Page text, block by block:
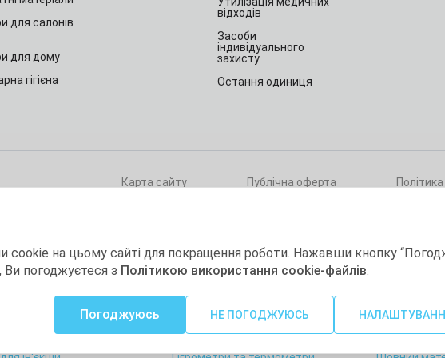
для салонів
для дому
гігієна
відходів
Засоби
індивідуального
захисту
Остання одиниця
Карта сайту Публічна оферта
cookie на цьому сайті для покращення роботи. Нажавши кнопку
Ви погоджуєтеся з Політикою використання cookie-файлів.
Погоджуюсь НЕ ПОГОДЖУЮСЬ
для стоматології Товари для лабораторій Краса та
Хімічна дезінфекція та